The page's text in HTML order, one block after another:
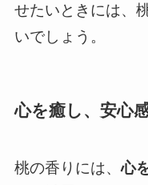
せたいときには、
いでしょう。
心を癒し、安心
桃の香りには、心